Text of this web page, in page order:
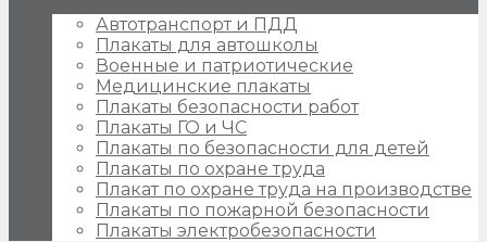
Автотранспорт и ПДД
Плакаты для автошколы
Военные и патриотические
Медицинские плакаты
Плакаты безопасности работ
Плакаты ГО и ЧС
Плакаты по безопасности для детей
Плакаты по охране труда
Плакат по охране труда на производстве
Плакаты по пожарной безопасности
Плакаты электробезопасности